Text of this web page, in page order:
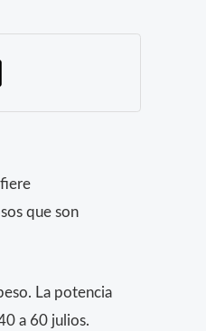
que son
La potencia
a 60 julios.